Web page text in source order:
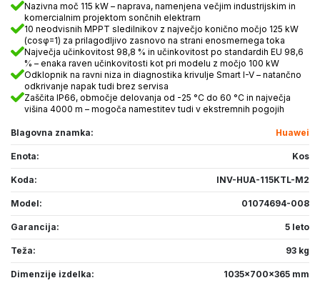
Nazivna moč 115 kW – naprava, namenjena večjim industrijskim in
komercialnim projektom sončnih elektrarn
10 neodvisnih MPPT sledilnikov z največjo konično močjo 125 kW
(cosφ=1) za prilagodljivo zasnovo na strani enosmernega toka
Največja učinkovitost 98,8 % in učinkovitost po standardih EU 98,6
% – enaka raven učinkovitosti kot pri modelu z močjo 100 kW
Odklopnik na ravni niza in diagnostika krivulje Smart I-V – natančno
odkrivanje napak tudi brez servisa
Zaščita IP66, območje delovanja od -25 °C do 60 °C in največja
višina 4000 m – mogoča namestitev tudi v ekstremnih pogojih
Blagovna znamka: Huawei
Enota: Kos
Koda: INV-HUA-115KTL-M2
Model: 01074694-008
Garancija: 5 leto
Teža: 93 kg
Dimenzije izdelka: 1035x700x365 mm